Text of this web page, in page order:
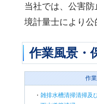
当社では、公害
境計量士により
作業風景・
作
・ 雑排水槽清掃清掃及